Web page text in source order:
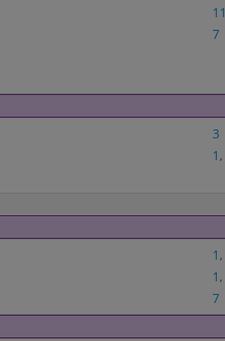
11
7
3
1 ,
1 ,
1 ,
7